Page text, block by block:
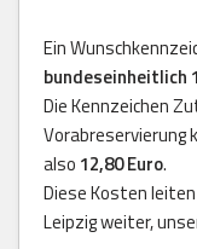
Ein
bundeseinheitlich
Die Kennzeichen
Vorabreservierung
also 12,80 Euro.
Diese Kosten
Leipzig weiter,